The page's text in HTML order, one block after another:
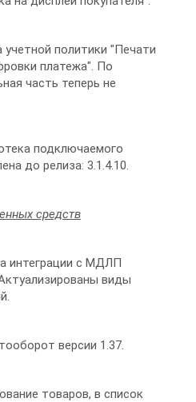
политики "Печати
платежа". По
часть теперь не
подключаемого
до релиза: 3.1.4.10.
средств
интеграции с МДЛП
виды
версии 1.37.
товаров, в список